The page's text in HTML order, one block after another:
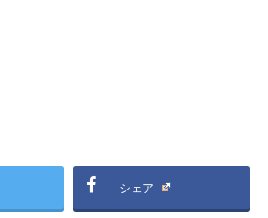
シェア